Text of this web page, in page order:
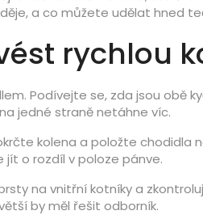
a co můžete udělat hned
rychlou
Podívejte se, zda jsou obě
jedné straně netáhne víc.
kolena a položte chodidla
jít o rozdíl v poloze pánve.
na vnitřní kotníky a
by měl řešit odborník.